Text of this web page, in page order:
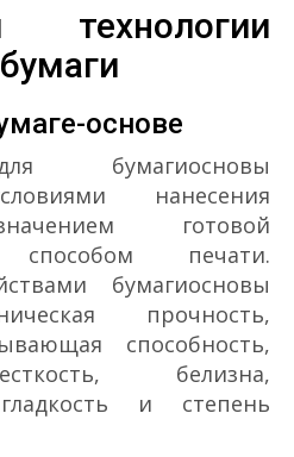
технологии
основе
бумаги­основы
нанесения
готовой
печати.
бумаги­основы
прочность,
способность,
белизна,
и степень